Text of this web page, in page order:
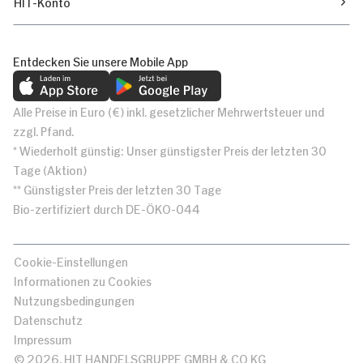
Entdecken Sie unsere Mobile App
Alle Preise in Euro (€) inkl. gesetzlicher Mehrwertsteuer und
zzgl. Pfand.
* Wiederholt günstig: Unser günstigster Preis der letzten 30
Tage (Aktion)
** Günstigster Preis der letzten 30 Tage
Bio-zertifiziert durch DE-ÖKO-044
Cookie-Einstellungen
Informationen zu Cookies
Nutzungsbedingungen
Datenschutz
Impressum
© 2026, HIT HANDELSGRUPPE GMBH & CO KG